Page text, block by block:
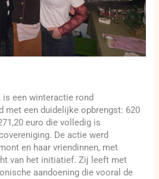
is een winteractie rond
met een duidelijke opbrengst: 620
euro die volledig is
De actie werd
en haar vriendinnen, met
van het initiatief. Zij leeft met
aandoening die vooral de